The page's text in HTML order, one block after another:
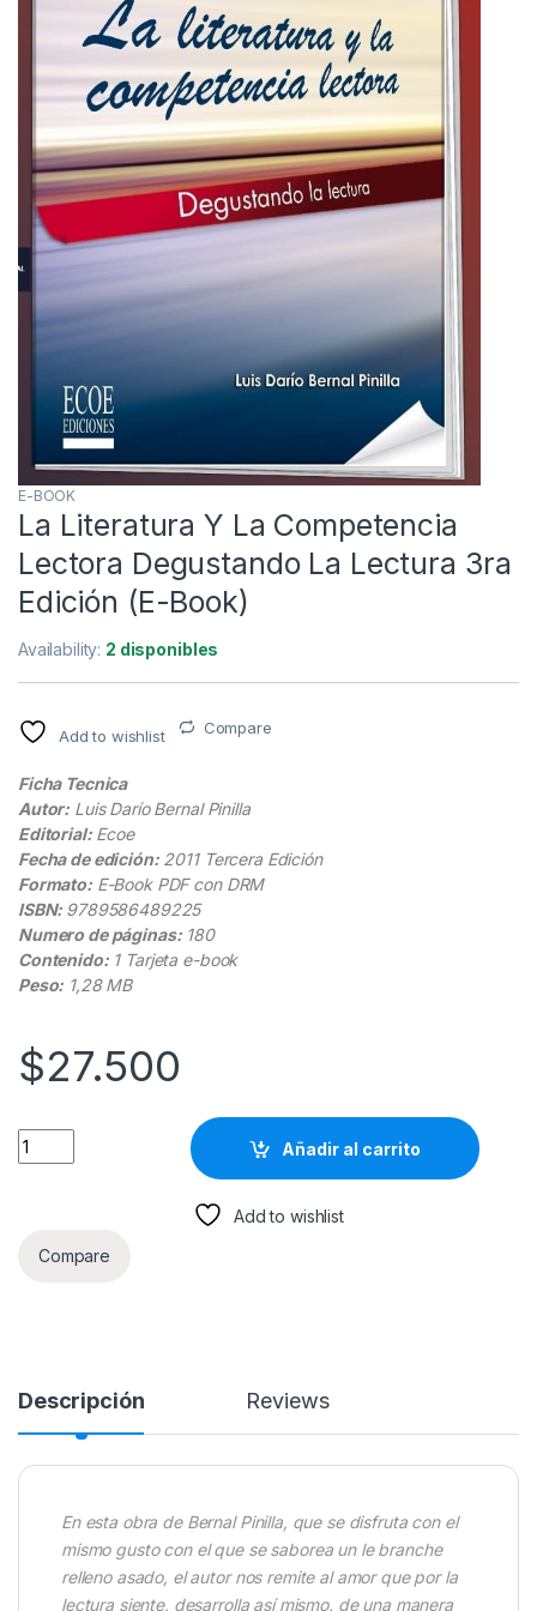
E-BOOK
La Literatura Y La Competencia
Lectora Degustando La Lectura 3ra
Edición (E-Book)
Availability: 2 disponibles
Add to wishlist Compare
Ficha Tecnica
Autor: Luis Darío Bernal Pinilla
Editorial:Ecoe
Fecha de edición:2011 Tercera Edición
Formato:E-Book PDF con DRM
ISBN: 9789586489225
Numero de páginas:180
Contenido:1 Tarjeta e-book
Peso: 1,28 MB
$27.500
La Literatura Y La Competencia Lectora Degustando La
Añadir al carrito
Add to wishlist
Compare
Descripción Reviews
En esta obra de Bernal Pinilla, que se disfruta con el
mismo gusto con el que se saborea un le branche
relleno asado, el autor nos remite al amor que por la
lectura siente, desarrolla así mismo, de una manera